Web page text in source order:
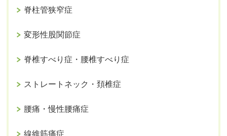
脊柱管狭窄症
変形性股関節症
脊椎すべり症・腰椎すべり症
ストレートネック・頚椎症
腰痛・慢性腰痛症
線維筋痛症